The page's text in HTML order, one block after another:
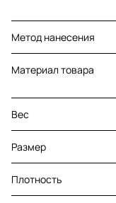
Метод нанесения
Материал товара
Вес
Размер
Плотность